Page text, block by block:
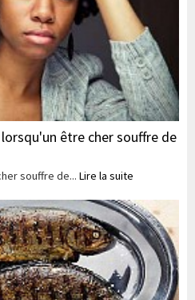
être cher souffre de
souffre de... Lire la suite